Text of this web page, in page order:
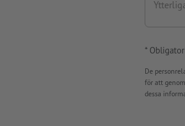
*
De
för att
dessa